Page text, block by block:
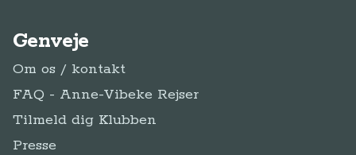
Genveje
Om os / kontakt
FAQ - Anne-Vibeke Rejser
Tilmeld dig Klubben
Presse